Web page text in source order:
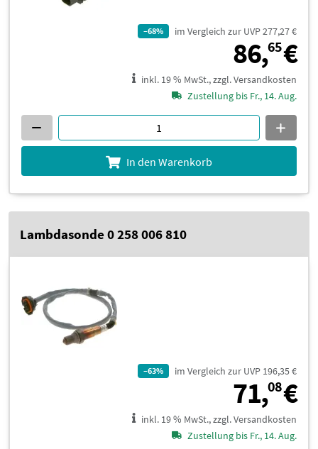
–68% im Vergleich zur UVP 277,27 €
86,65€
inkl. 19 % MwSt., zzgl. Versandkosten
Zustellung bis Fr., 14. Aug.
In den Warenkorb
Lambdasonde 0 258 006 810
–63% im Vergleich zur UVP 196,35 €
71,08€
inkl. 19 % MwSt., zzgl. Versandkosten
Zustellung bis Fr., 14. Aug.